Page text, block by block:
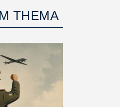
THEMA